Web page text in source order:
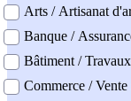
Arts / Artisanat
Banque /
Bâtiment /
Commerce / Vente